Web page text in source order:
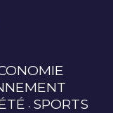
SPORTS